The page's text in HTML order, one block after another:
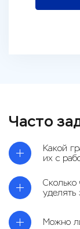
Часто
Какой
их с
уделять
Можно